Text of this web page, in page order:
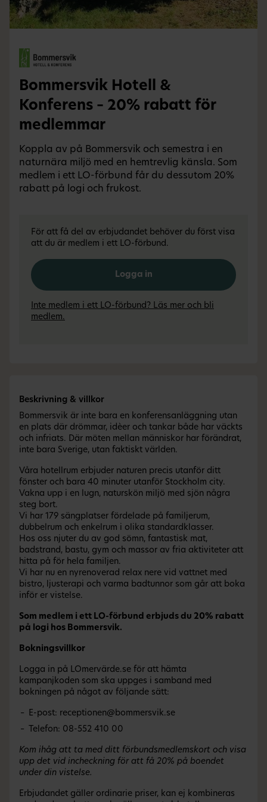
Bommersvik Hotell &
Konferens – 20% rabatt för
medlemmar
Koppla av på Bommersvik och semestra i en
naturnära miljö med en hemtrevlig känsla. Som
medlem i ett LO-förbund får du dessutom 20%
rabatt på logi och frukost.
För att få del av erbjudandet behöver du först visa
att du är medlem i ett LO-förbund.
Logga in
Inte medlem i ett LO-förbund? Läs mer och bli
medlem.
Beskrivning & villkor
Bommersvik är inte bara en konferensanläggning utan
en plats där drömmar, idèer och tankar både har väckts
och infriats. Där möten mellan människor har förändrat,
inte bara Sverige, utan faktiskt världen.
Våra hotellrum erbjuder naturen precis utanför ditt
fönster och bara 40 minuter utanför Stockholm city.
Vakna upp i en lugn, naturskön miljö med sjön några
steg bort.
Vi har 179 sängplatser fördelade på familjerum,
dubbelrum och enkelrum i olika standardklasser.
Hos oss njuter du av god sömn, fantastisk mat,
badstrand, bastu, gym och massor av fria aktiviteter att
hitta på för hela familjen.
Vi har nu en nyrenoverad relax nere vid vattnet med
bistro, ljusterapi och varma badtunnor som går att boka
inför er vistelse.
Som medlem i ett LO-förbund erbjuds du 20% rabatt
på logi hos Bommersvik.
Bokningsvillkor
Logga in på LOmervärde.se för att hämta
kampanjkoden som ska uppges i samband med
bokningen på något av följande sätt:
E-post: receptionen@bommersvik.se
Telefon: 08-552 410 00
Kom ihåg att ta med ditt förbundsmedlemskort och visa
upp det vid incheckning för att få 20% på boendet
under din vistelse.
Erbjudandet gäller ordinarie priser, kan ej kombineras